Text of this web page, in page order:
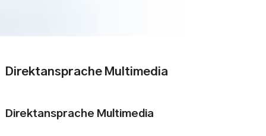
Direktansprache Multimedia
Direktansprache Multimedia